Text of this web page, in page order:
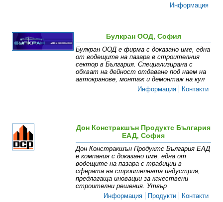
Информация
Булкран ООД, София
Булкран ООД е фирма с доказано име, една
от водещите на пазара в строителния
сектор в България. Специализирана с
обхват на дейност отдаване под наем на
автокранове, монтаж и демонтаж на кул
Информация
Контакти
Дон Констракшън Продуктс България
ЕАД, София
Дон Констракшън Продуктс България ЕАД
е компания с доказано име, една от
водещите на пазара с традиции в
сферата на строителната индустрия,
предлагаща иновации за качествени
строителни решения. Утвър
Информация
Продукти Контакти